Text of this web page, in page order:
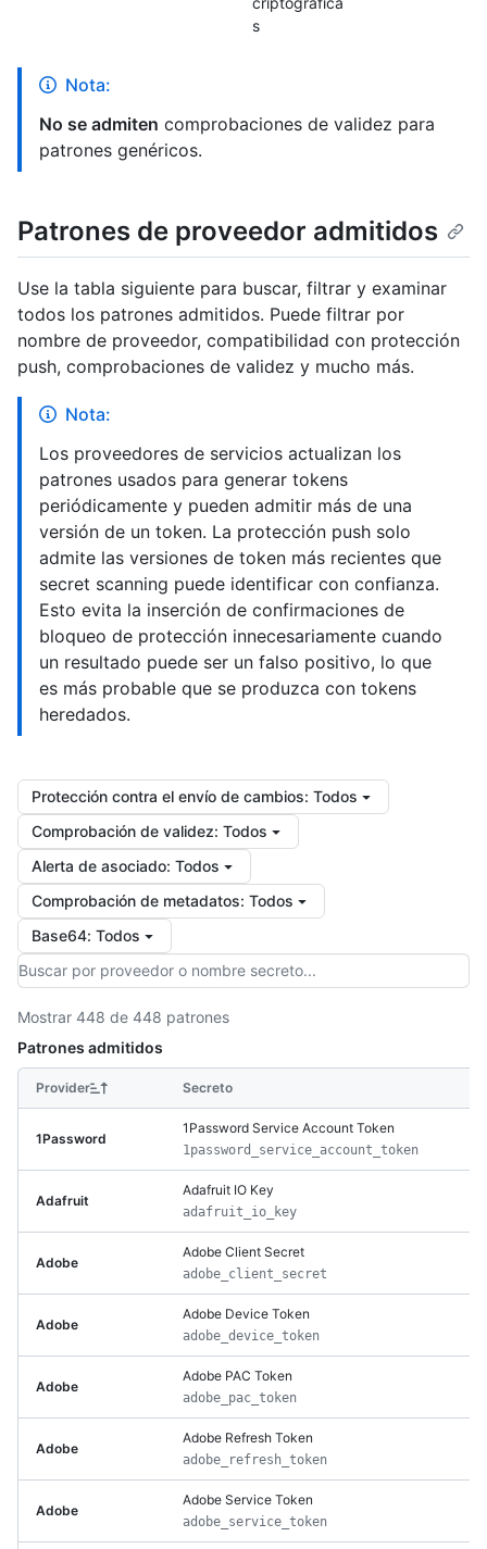
s
Nota:
No se admiten comprobaciones de validez para
patrones genéricos.
Patrones de proveedor admitidos
Use la tabla siguiente para buscar, filtrar y examinar
todos los patrones admitidos. Puede filtrar por
nombre de proveedor, compatibilidad con protección
push, comprobaciones de validez y mucho más.
Nota:
Los proveedores de servicios actualizan los
patrones usados para generar tokens
periódicamente y pueden admitir más de una
versión de un token. La protección push solo
admite las versiones de token más recientes que
secret scanning puede identificar con confianza.
Esto evita la inserción de confirmaciones de
bloqueo de protección innecesariamente cuando
un resultado puede ser un falso positivo, lo que
es más probable que se produzca con tokens
heredados.
Protección contra el envío de cambios: Todos
Comprobación de validez: Todos
Alerta de asociado: Todos
Comprobación de metadatos: Todos
Base64: Todos
Mostrar 448 de 448 patrones
Patrones admitidos
Provider Secreto
1Password
1Password Service Account Token
1password_service_account_token
Adafruit
Adafruit IO Key
adafruit_io_key
Adobe
Adobe Client Secret
adobe_client_secret
Adobe
Adobe Device Token
adobe_device_token
Adobe
Adobe PAC Token
adobe_pac_token
Adobe
Adobe Refresh Token
adobe_refresh_token
Adobe
Adobe Service Token
adobe_service_token